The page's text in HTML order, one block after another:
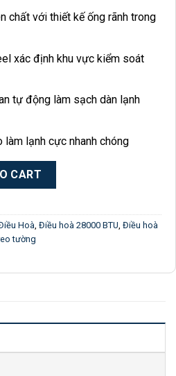
chất với thiết kế ống rãnh trong
xác định khu vực kiểm soát
tự động làm sạch dàn lạnh
làm lạnh cực nhanh chóng
Điều hòa Sumikura 12000 BTU 2
CART
Hoà Điều hoà 28000 BTU Điều hoà
tường